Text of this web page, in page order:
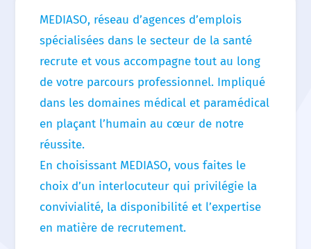
Contact
MEDIASO, réseau d’agences d’emplois
spécialisées dans le secteur de la santé
recrute et vous accompagne tout au long
de votre parcours professionnel. Impliqué
dans les domaines médical et paramédical
en plaçant l’humain au cœur de notre
réussite.
En choisissant MEDIASO, vous faites le
choix d’un interlocuteur qui privilégie la
convivialité, la disponibilité et l’expertise
en matière de recrutement.